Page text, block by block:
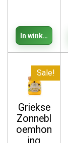
In winkelwagen
Sale!
Griekse
Zonnebl
oemhon